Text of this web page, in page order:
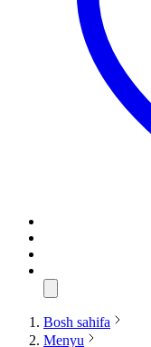
Bosh sahifa
Menyu